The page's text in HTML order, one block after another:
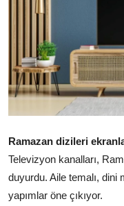
Ramazan dizileri
Televizyon kanalları,
duyurdu. Aile temalı, dini
yapımlar öne çıkıyor.